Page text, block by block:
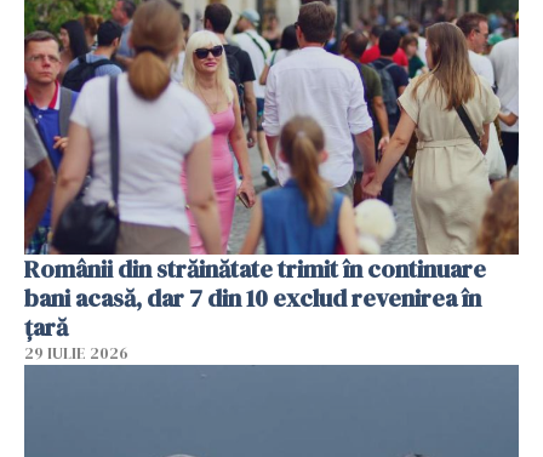
Românii din străinătate trimit în continuare
bani acasă, dar 7 din 10 exclud revenirea în
țară
29 IULIE 2026